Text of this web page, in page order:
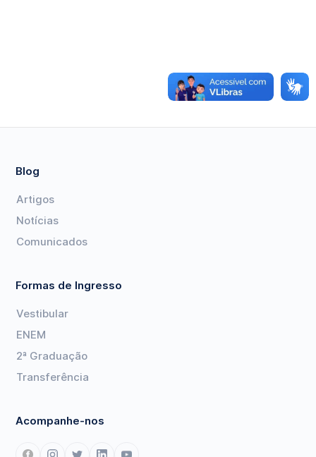
Blog
Artigos
Notícias
Comunicados
Formas de Ingresso
Vestibular
ENEM
2ª Graduação
Transferência
Acompanhe-nos